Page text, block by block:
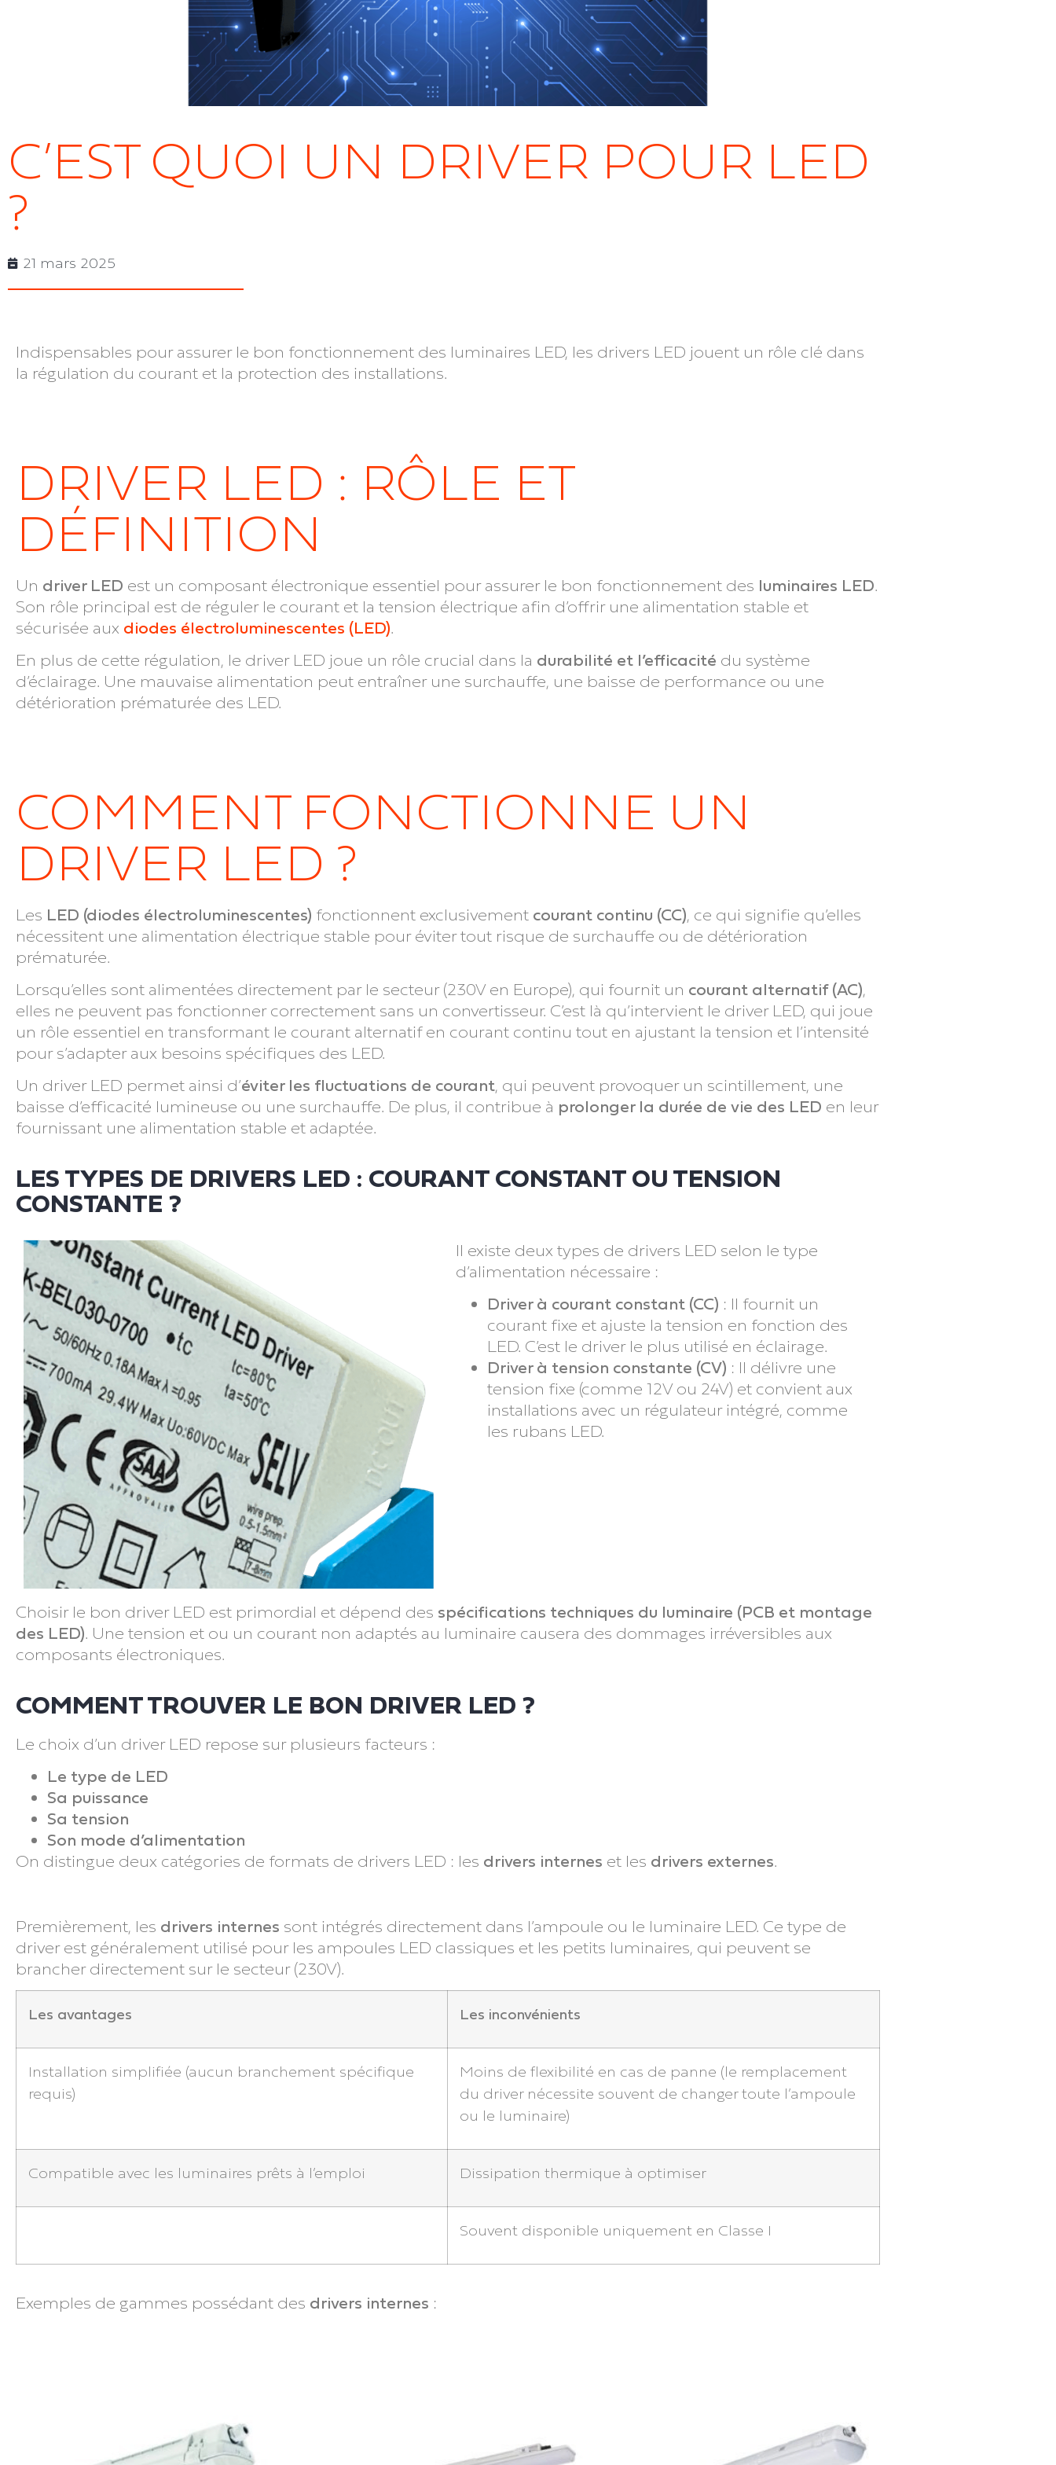
Éclairage piscine
Éclairage patinoire
Éclairage de salle de sport
Éclairage de boulodrome
Éclairage de carrière
équestre
Éclairage parking extérieur
Vinicole
Inactinique
C’EST QUOI UN DRIVER POUR LED
?
21 mars 2025
Indispensables pour assurer le bon fonctionnement des luminaires LED, les drivers LED jouent un rôle clé dans
la régulation du courant et la protection des installations.
DRIVER LED : RÔLE ET
DÉFINITION
Un driver LED est un composant électronique essentiel pour assurer le bon fonctionnement des luminaires LED.
Son rôle principal est de réguler le courant et la tension électrique afin d’offrir une alimentation stable et
sécurisée aux diodes électroluminescentes (LED).
En plus de cette régulation, le driver LED joue un rôle crucial dans la durabilité et l’efficacité du système
d’éclairage. Une mauvaise alimentation peut entraîner une surchauffe, une baisse de performance ou une
détérioration prématurée des LED.
COMMENT FONCTIONNE UN
DRIVER LED ?
Les LED (diodes électroluminescentes) fonctionnent exclusivement courant continu (CC), ce qui signifie qu’elles
nécessitent une alimentation électrique stable pour éviter tout risque de surchauffe ou de détérioration
prématurée.
Lorsqu’elles sont alimentées directement par le secteur (230V en Europe), qui fournit un courant alternatif (AC),
elles ne peuvent pas fonctionner correctement sans un convertisseur. C’est là qu’intervient le driver LED, qui joue
un rôle essentiel en transformant le courant alternatif en courant continu tout en ajustant la tension et l’intensité
pour s’adapter aux besoins spécifiques des LED.
Un driver LED permet ainsi d’éviter les fluctuations de courant, qui peuvent provoquer un scintillement, une
baisse d’efficacité lumineuse ou une surchauffe. De plus, il contribue à prolonger la durée de vie des LED en leur
fournissant une alimentation stable et adaptée.
LES TYPES DE DRIVERS LED : COURANT CONSTANT OU TENSION
CONSTANTE ?
Il existe deux types de drivers LED selon le type
d’alimentation nécessaire :
Driver à courant constant (CC) : Il fournit un
courant fixe et ajuste la tension en fonction des
LED. C’est le driver le plus utilisé en éclairage.
Driver à tension constante (CV) : Il délivre une
tension fixe (comme 12V ou 24V) et convient aux
installations avec un régulateur intégré, comme
les rubans LED.
Choisir le bon driver LED est primordial et dépend des spécifications techniques du luminaire (PCB et montage
des LED). Une tension et ou un courant non adaptés au luminaire causera des dommages irréversibles aux
composants électroniques.
COMMENT TROUVER LE BON DRIVER LED ?
Le choix d’un driver LED repose sur plusieurs facteurs :
Le type de LED
Sa puissance
Sa tension
Son mode d’alimentation
On distingue deux catégories de formats de drivers LED : les drivers internes et les drivers externes.
Premièrement, les drivers internes sont intégrés directement dans l’ampoule ou le luminaire LED. Ce type de
driver est généralement utilisé pour les ampoules LED classiques et les petits luminaires, qui peuvent se
brancher directement sur le secteur (230V).
Les avantages Les inconvénients
Installation simplifiée (aucun branchement spécifique
requis)
Moins de flexibilité en cas de panne (le remplacement
du driver nécessite souvent de changer toute l’ampoule
ou le luminaire)
Compatible avec les luminaires prêts à l’emploi Dissipation thermique à optimiser
Souvent disponible uniquement en Classe I
Exemples de gammes possédant des drivers internes :